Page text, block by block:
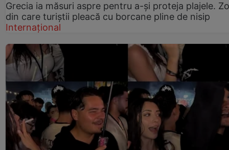
Grecia ia măsuri aspre pentru a-și proteja plajele.
din care turiștii pleacă cu borcane pline de nisip
Internațional